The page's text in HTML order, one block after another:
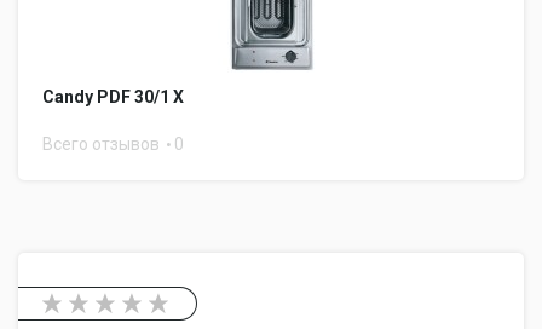
Candy PDF 30/1 X
Всего отзывов 0